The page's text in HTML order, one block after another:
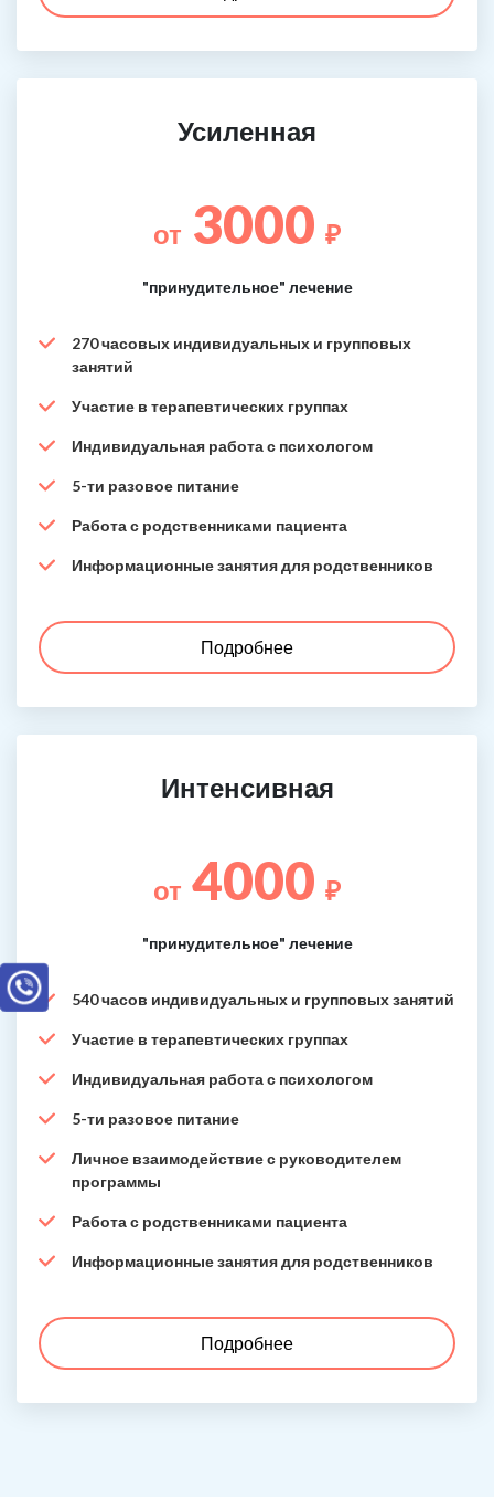
Усиленная
от 3000 ₽
"принудительное" лечение
270 часовых индивидуальных и групповых
занятий
Участие в терапевтических группах
Индивидуальная работа с психологом
5-ти разовое питание
Работа с родственниками пациента
Информационные занятия для родственников
Подробнее
Интенсивная
от 4000 ₽
"принудительное" лечение
540 часов индивидуальных и групповых занятий
Участие в терапевтических группах
Индивидуальная работа с психологом
5-ти разовое питание
Личное взаимодействие с руководителем
программы
Работа с родственниками пациента
Информационные занятия для родственников
Подробнее